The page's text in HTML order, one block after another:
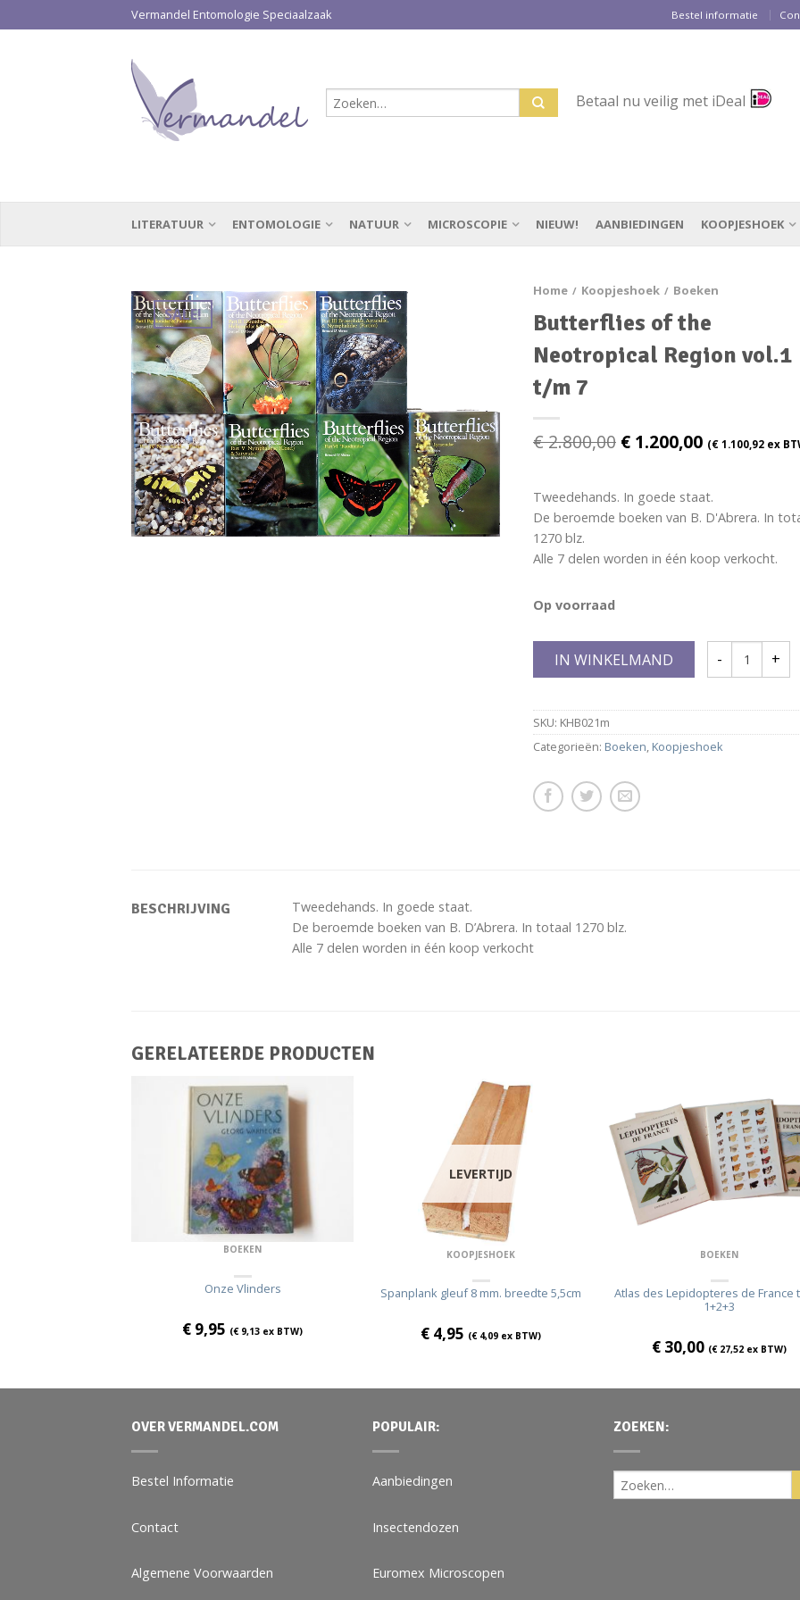
Vermandel Entomologie Speciaalzaak Bestel informatie
Betaal nu veilig met iDeal
LITERATUUR ENTOMOLOGIE NATUUR MICROSCOPIE NIEUW! AANBIEDINGEN KOOPJESHOEK
SALE!
Home / Koopjeshoek / Boeken
Butterflies of the
Neotropical Region vol.1
t/m 7
€2.800,00 € 1.200,00 (€ 1.100,92 ex
Tweedehands. In goede staat.
De beroemde boeken van B. D'Abrera. In
1270 blz.
Alle 7 delen worden in één koop verkocht.
Op voorraad
IN WINKELMAND
SKU: KHB021m
Categorieën: Boeken, Koopjeshoek
BESCHRIJVING
Tweedehands. In goede staat.
De beroemde boeken van B. D’Abrera. In totaal 1270 blz.
Alle 7 delen worden in één koop verkocht
GERELATEERDE PRODUCTEN
BOEKEN
Onze Vlinders
€ 9,95 (€9,13 ex BTW)
LEVERTIJD
KOOPJESHOEK
Spanplank gleuf 8 mm. breedte 5,5cm
€ 4,95 (€4,09 ex BTW)
BOEKEN
Atlas des Lepidopteres de France
1+2+3
€ 30,00 (€27,52 ex BTW)
OVER VERMANDEL.COM
Bestel Informatie
Contact
Algemene Voorwaarden
POPULAIR:
Aanbiedingen
Insectendozen
Euromex Microscopen
ZOEKEN: